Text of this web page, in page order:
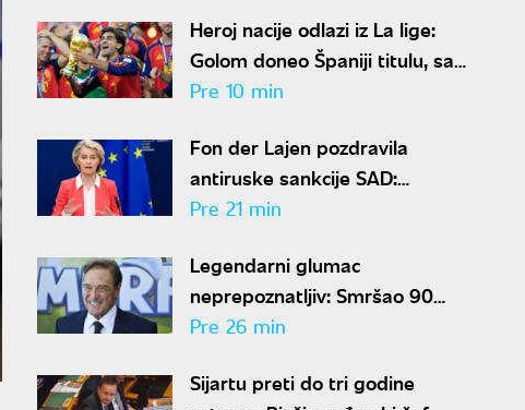
Heroj nacije odlazi iz La lige:
Golom doneo Španiji titulu, sad
menja klub za 50 miliona evra
Pre 10 min
Fon der Lajen pozdravila
antiruske sankcije SAD:
"Potrebno je preseći prihode
Pre 21 min
Legendarni glumac
neprepoznatljiv: Smršao 90
kilograma
Pre 26 min
Sijartu preti do tri godine